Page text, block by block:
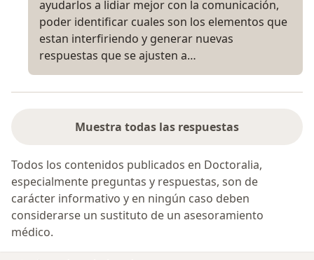
ayudarlos a lidiar mejor con la comunicación,
poder identificar cuales son los elementos que
estan interfiriendo y generar nuevas
respuestas que se ajusten a…
Muestra todas las respuestas
Todos los contenidos publicados en Doctoralia,
especialmente preguntas y respuestas, son de
carácter informativo y en ningún caso deben
considerarse un sustituto de un asesoramiento
médico.